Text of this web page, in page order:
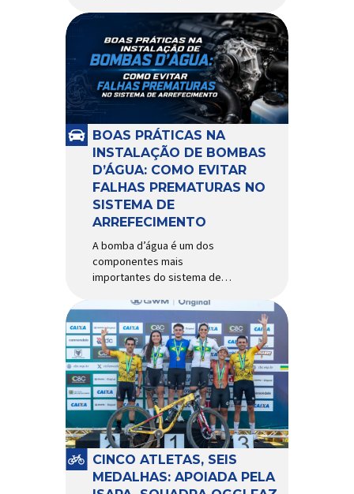
ao país com a pintura oficial
utilizada por equipes do World
Tour Patrocinadora de algumas
das principais equipes de
ciclismo do mundo, a Giro é
uma das marcas de capacetes
e acessórios para ciclismo
mais reconhecida no Brasil.
Importada e distribuída […]
BOAS PRÁTICAS NA
INSTALAÇÃO DE BOMBAS
D’ÁGUA: COMO EVITAR
FALHAS PREMATURAS NO
SISTEMA DE
ARREFECIMENTO
A bomba d’água é um dos
componentes mais
importantes do sistema de
garantir a circulação contínua
do líquido de arrefecimento
entre motor, radiador e demais
componentes do sistema,
controlando a temperatura de
operação e evitando
superaquecimentos. Por
trabalhar constantemente
enquanto o motor está em
funcionamento, a bomba
d’água exige não apenas […]
CINCO ATLETAS, SEIS
MEDALHAS: APOIADA PELA